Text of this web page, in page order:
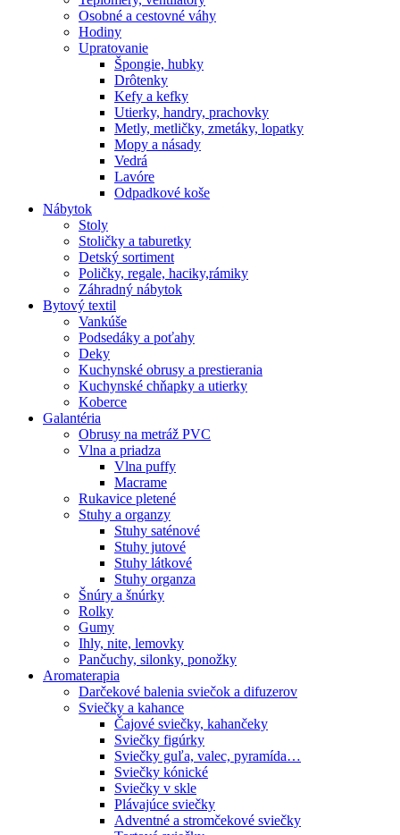
Osobné a cestovné váhy
Hodiny
Upratovanie
Špongie, hubky
Drôtenky
Kefy a kefky
Utierky, handry, prachovky
Metly, metličky, zmetáky, lopatky
Mopy a násady
Vedrá
Lavóre
Odpadkové koše
Nábytok
Stoly
Stoličky a taburetky
Detský sortiment
Poličky, regale, haciky,rámiky
Záhradný nábytok
Bytový textil
Vankúše
Podsedáky a poťahy
Deky
Kuchynské obrusy a prestierania
Kuchynské chňapky a utierky
Koberce
Galantéria
Obrusy na metráž PVC
Vlna a priadza
Vlna puffy
Macrame
Rukavice pletené
Stuhy a organzy
Stuhy saténové
Stuhy jutové
Stuhy látkové
Stuhy organza
Šnúry a šnúrky
Rolky
Gumy
Ihly, nite, lemovky
Pančuchy, silonky, ponožky
Aromaterapia
Darčekové balenia sviečok a difuzerov
Sviečky a kahance
Čajové sviečky, kahančeky
Sviečky figúrky
Sviečky guľa, valec, pyramída…
Sviečky kónické
Sviečky v skle
Plávajúce sviečky
Adventné a stromčekové sviečky